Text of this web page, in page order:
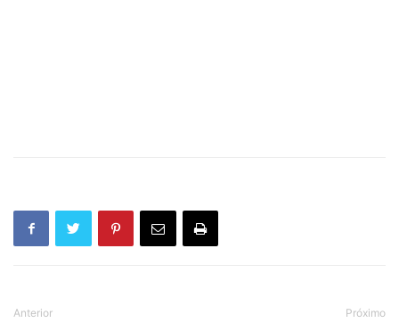
Anterior Próximo